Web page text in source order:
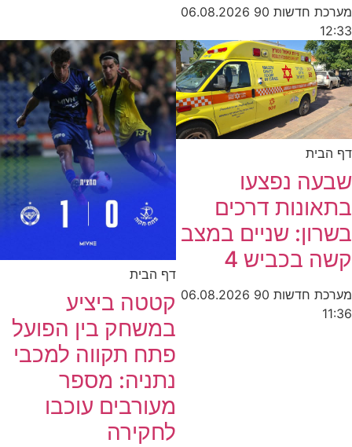
מערכת חדשות 90
06.08.2026
12:33
דף הבית
שבעה נפצעו
בתאונות דרכים
בשרון: שניים במצב
קשה בכביש 4
מערכת חדשות 90
06.08.2026
11:36
דף הבית
קטטה ביציע
במשחק בין הפועל
פתח תקווה למכבי
נתניה: מספר
מעורבים עוכבו
לחקירה